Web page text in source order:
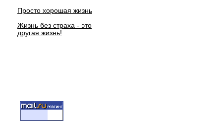
Просто хорошая жизнь
Жизнь без страха - это
другая жизнь!